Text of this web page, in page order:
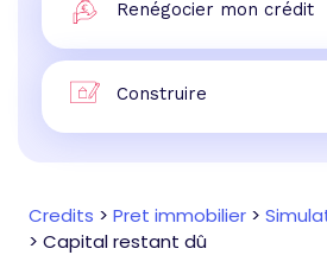
Renégocier mon crédit
Construire
Credits > Pret immobilier >
> Capital restant dû